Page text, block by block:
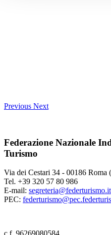
Previous Next
Federazione Nazionale
Turismo
Via dei Cestari 34 - 00186 Roma
Tel. +39 320 57 80 986
E-mail: segreteria@federturismo.it
PEC: